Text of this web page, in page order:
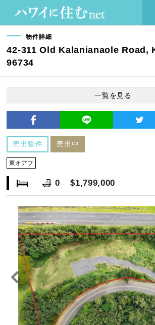
物件詳細
42-311 Old Kalanianaole Road,
96734
一覧を見る
売出物件 売出中
東オアフ
0 $1,799,000